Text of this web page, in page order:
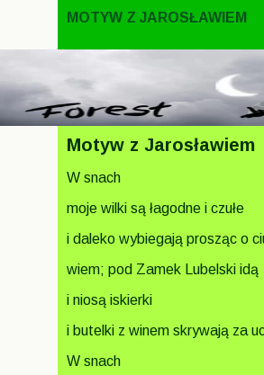
MOTYW Z JAROSŁAWIEM
Motyw z Jarosławiem
W snach
moje wilki są łagodne i czułe
i daleko wybiegają prosząc o
wiem; pod Zamek Lubelski idą
i niosą iskierki
i butelki z winem skrywają za
W snach